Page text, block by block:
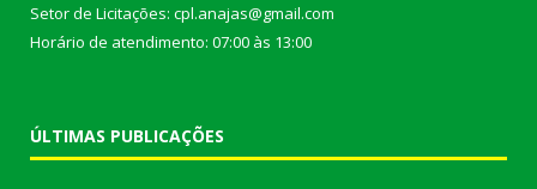
Setor de Licitações: cpl.anajas@gmail.com
Horário de atendimento: 07:00 às 13:00
ÚLTIMAS PUBLICAÇÕES